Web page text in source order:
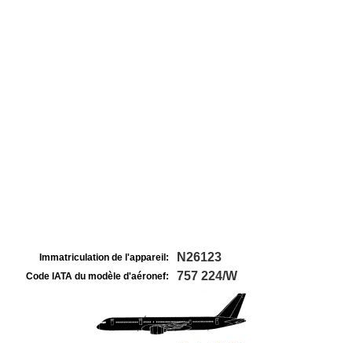
Immatriculation de l'appareil: N26123
Code IATA du modèle d'aéronef: 757 224/W